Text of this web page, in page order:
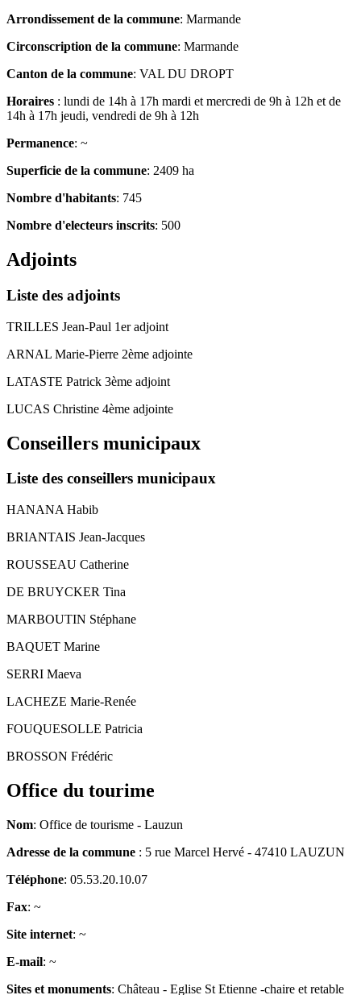
Arrondissement de la commune: Marmande
Circonscription de la commune: Marmande
Canton de la commune: VAL DU DROPT
Horaires : lundi de 14h à 17h mardi et mercredi de 9h à 12h et de
14h à 17h jeudi, vendredi de 9h à 12h
Permanence: ~
Superficie de la commune: 2409 ha
Nombre d'habitants: 745
Nombre d'electeurs inscrits: 500
Adjoints
Liste des adjoints
TRILLES Jean-Paul 1er adjoint
ARNAL Marie-Pierre 2ème adjointe
LATASTE Patrick 3ème adjoint
LUCAS Christine 4ème adjointe
Conseillers municipaux
Liste des conseillers municipaux
HANANA Habib
BRIANTAIS Jean-Jacques
ROUSSEAU Catherine
DE BRUYCKER Tina
MARBOUTIN Stéphane
BAQUET Marine
SERRI Maeva
LACHEZE Marie-Renée
FOUQUESOLLE Patricia
BROSSON Frédéric
Office du tourime
Nom: Office de tourisme - Lauzun
Adresse de la commune : 5 rue Marcel Hervé - 47410 LAUZUN
Téléphone: 05.53.20.10.07
Fax: ~
Site internet: ~
E-mail: ~
Sites et monuments: Château - Eglise St Etienne -chaire et retable